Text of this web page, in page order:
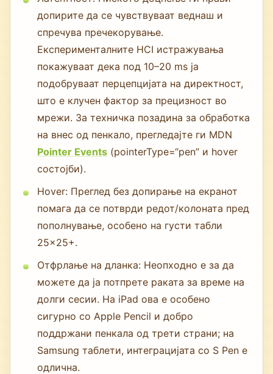
допирите да се чувствуваат веднаш и
спречува пречекорување.
Експерименталните HCI истражувања
покажуваат дека под 10–20 ms ја
подобруваат перцепцијата на директност,
што е клучен фактор за прецизност во
мрежи. За техничка позадина за обработка
на внес од пенкало, прегледајте ги MDN
Pointer Events(pointerType=“pen” и hover
состојби).
Hover: Преглед без допирање на екранот
помага да се потврди редот/колоната пред
пополнување, особено на густи табли
25×25+.
Отфрлање на дланка: Неопходно е за да
можете да ја потпрете раката за време на
долги сесии. На iPad ова е особено
сигурно со Apple Pencil и добро
поддржани пенкала од трети страни; на
Samsung таблети, интеграцијата со S Pen е
одлична.